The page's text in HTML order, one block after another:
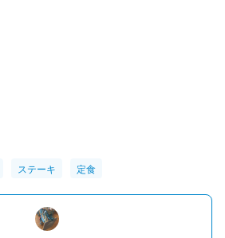
ステーキ 定食